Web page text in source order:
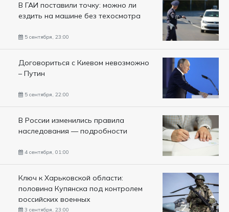
В ГАИ поставили точку: можно ли
ездить на машине без техосмотра
5 сентября, 23:00
Договориться с Киевом невозможно
– Путин
5 сентября, 22:00
В России изменились правила
наследования — подробности
4 сентября, 01:00
Ключ к Харьковской области:
половина Купянска под контролем
российских военных
3 сентября, 23:00